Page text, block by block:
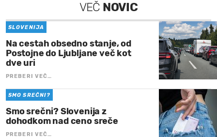
VEČ NOVIC
SLOVENIJA
Na cestah obsedno stanje, od
Postojne do Ljubljane več kot
dve uri
PREBERI VEČ…
SMO SREČNI?
Smo srečni? Slovenija z
dohodkom nad ceno sreče
PREBERI VEČ…